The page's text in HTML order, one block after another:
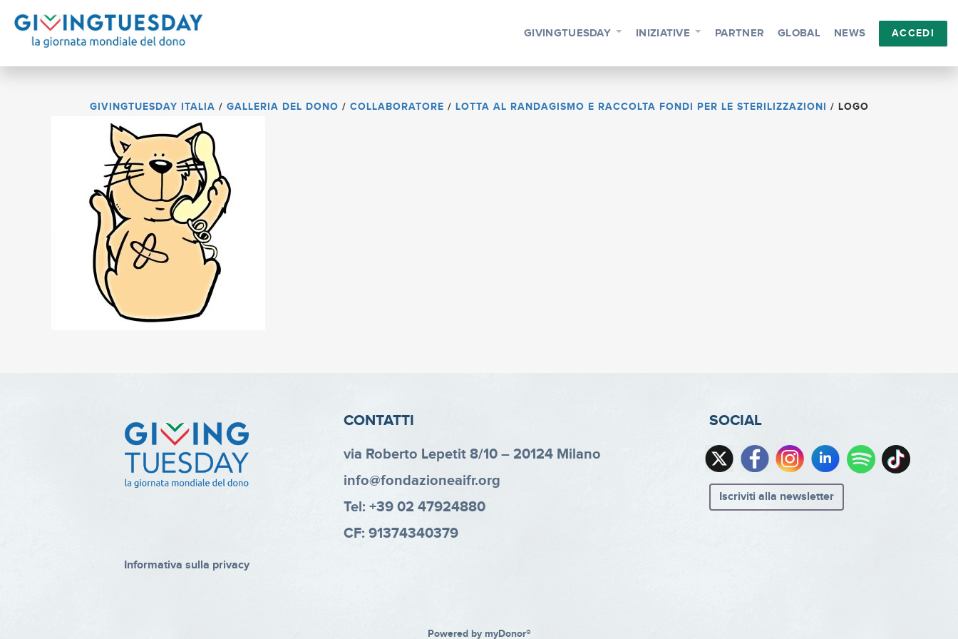
GIVINGTUESDAY INIZIATIVE PARTNER GLOBAL NEWS ACCEDI
GIVINGTUESDAY ITALIA / GALLERIA DEL DONO / COLLABORATORE / LOTTA AL RANDAGISMO E RACCOLTA FONDI PER LE STERILIZZAZIONI / LOGO
Informativa sulla privacy
CONTATTI
via Roberto Lepetit 8/10 – 20124 Milano
info@fondazioneaifr.org
Tel: +39 02 47924880
CF: 91374340379
SOCIAL
Iscriviti alla newsletter
Powered by myDonor®